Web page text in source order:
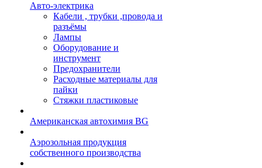
Авто-электрика
Кабели , трубки ,провода и
разъёмы
Лампы
Оборудование и
инструмент
Предохранители
Расходные материалы для
пайки
Стяжки пластиковые
Американская автохимия BG
Аэрозольная продукция
собственного производства